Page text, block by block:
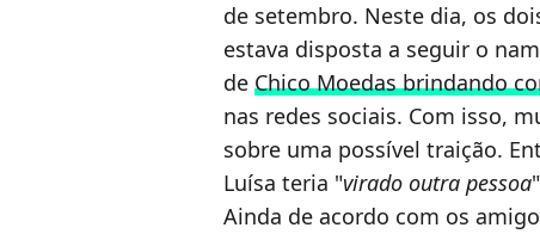
de setembro. Neste dia, os
estava disposta a seguir o
de Chico Moedas brindando
nas redes sociais. Com isso,
sobre uma possível traição.
Luísa teria "virado outra pessoa
Ainda de acordo com os